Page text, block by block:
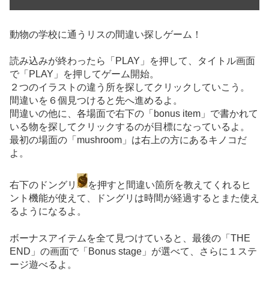
動物の学校に通うリスの間違い探しゲーム！
読み込みが終わったら「PLAY」を押して、タイトル画面
で「PLAY」を押してゲーム開始。
２つのイラストの違う所を探してクリックしていこう。
間違いを６個見つけると先へ進めるよ。
間違いの他に、各場面で右下の「bonus item」で書かれて
いる物を探してクリックするのが目標になっているよ。
最初の場面の「mushroom」は右上の方にあるキノコだ
よ。
右下のドングリ
を押すと間違い箇所を教えてくれるヒ
ント機能が使えて、ドングリは時間が経過するとまた使え
るようになるよ。
ボーナスアイテムを全て見つけていると、最後の「THE
END」の画面で「Bonus stage」が選べて、さらに１ステ
ージ遊べるよ。